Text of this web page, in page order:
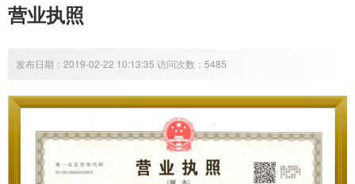
营业执照
发布日期：2019-02-22 10:13:35 访问次数：5485